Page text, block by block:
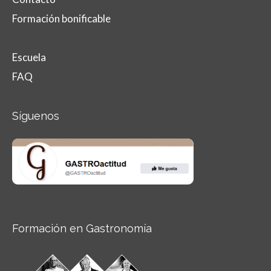
Formación bonificable
Escuela
FAQ
Síguenos
Formación en Gastronomía